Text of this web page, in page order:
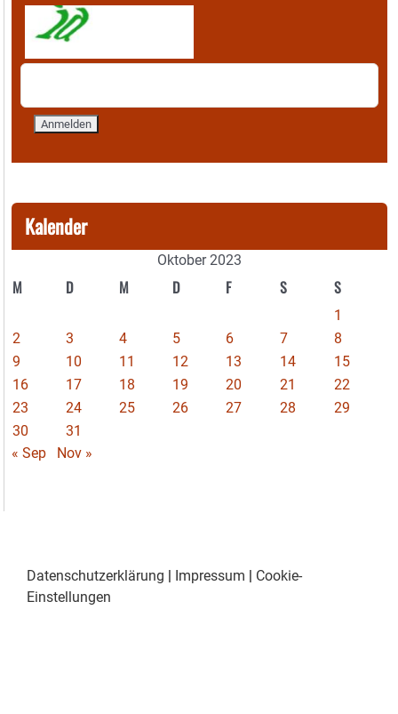
Kalender
Oktober 2023
M D M D F S S
1
2
3 4 5 6 7
8
9
10 11 12 13 14
15
16
17 18 19 20 21
22
23
24 25 26 27 28
29
30
31
« Sep
Nov »
Datenschutzerklärung | Impressum | Cookie-
Einstellungen